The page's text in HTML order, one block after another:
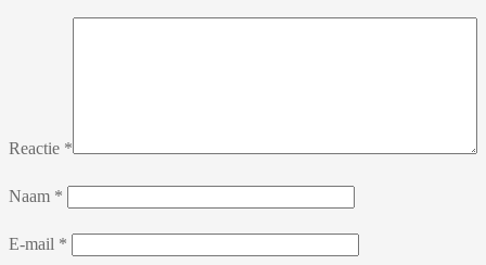
Reactie *
Naam *
E-mail *